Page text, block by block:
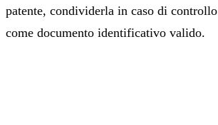
patente, condividerla in caso di
come documento identificativo valido.